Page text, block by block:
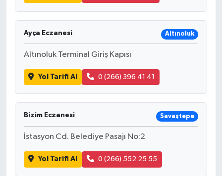
Ayça Eczanesi Altınoluk
Altınoluk Terminal Giriş Kapısı
Yol Tarifi Al 0 (266) 396 41 41
Bizim Eczanesi Savaştepe
İstasyon Cd. Belediye Pasajı No:2
Yol Tarifi Al 0 (266) 552 25 55